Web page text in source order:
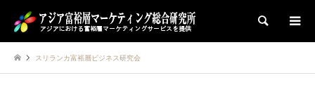
検索
スリランカ富裕層ビジネス研究会